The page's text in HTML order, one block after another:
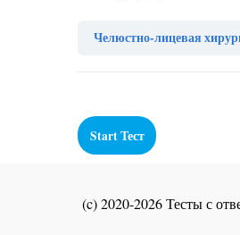
Челюстно-лицевая
(c) 2020-2026 Тесты с